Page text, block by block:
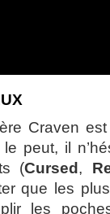
Craven
le peut, il
(Cursed ,
que les
les